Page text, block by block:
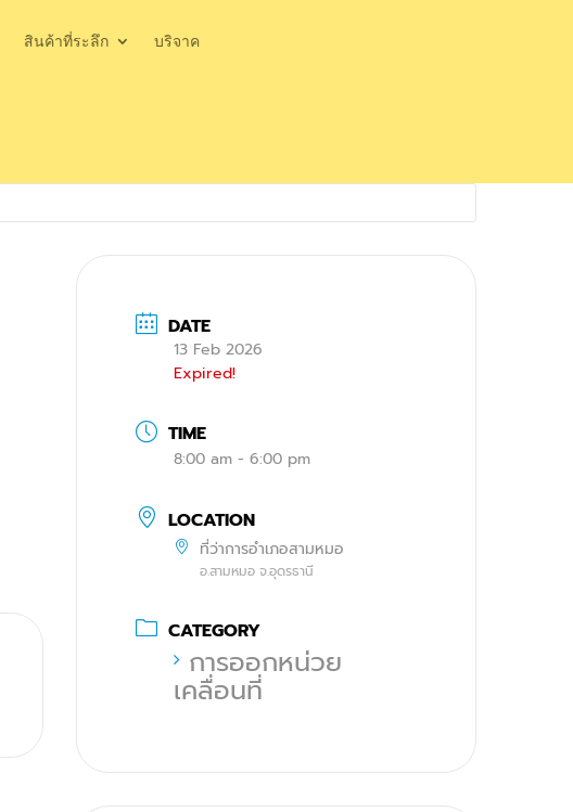
สินค้าที่ระลึก บริจาค
DATE
13 Feb 2026
Expired!
TIME
8:00 am - 6:00 pm
LOCATION
ที่ว่าการอำเภอสามหมอ
อ.สามหมอ จ.อุดรธานี
CATEGORY
การออกหน่วย
เคลื่อนที่